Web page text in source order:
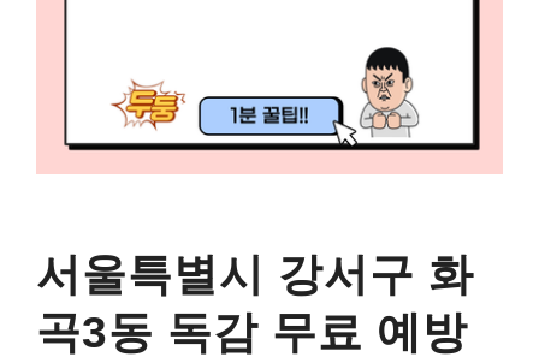
서울특별시 강서구 화
곡3동 독감 무료 예방